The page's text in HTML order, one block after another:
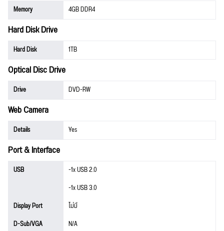
Memory 4GB DDR4
Hard Disk Drive
Hard Disk 1TB
Optical Disc Drive
Drive DVD-RW
Web Camera
Details Yes
Port & Interface
USB
-1x USB 2.0
-1x USB 3.0
Display Port
ไม่มี
D-Sub/VGA
N/A